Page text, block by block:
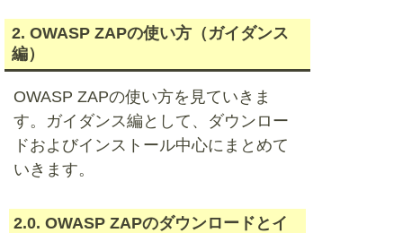
2. OWASP ZAPの使い方（ガイダンス
編）
OWASP ZAPの使い方を見ていきま
す。ガイダンス編として、ダウンロー
ドおよびインストール中心にまとめて
いきます。
2.0. OWASP ZAPのダウンロードとイ